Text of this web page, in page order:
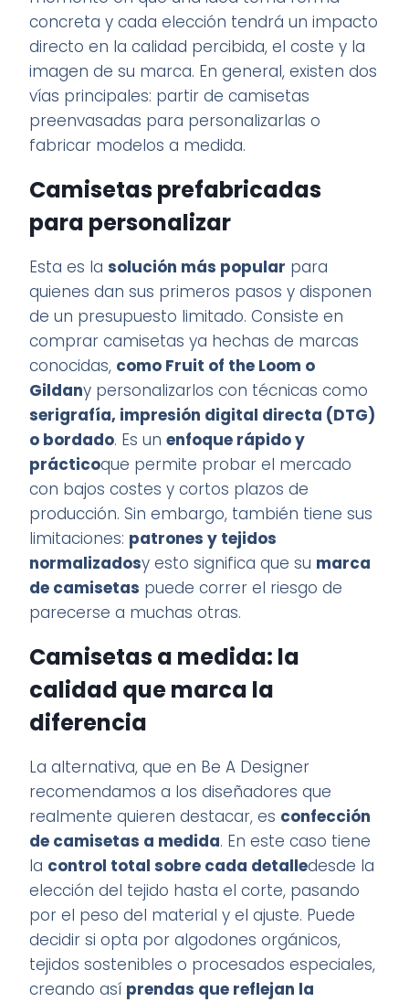
concreta y cada elección tendrá un impacto
directo en la calidad percibida, el coste y la
imagen de su marca. En general, existen dos
vías principales: partir de camisetas
preenvasadas para personalizarlas o
fabricar modelos a medida.
Camisetas prefabricadas
para personalizar
Esta es lasolución más popular para
quienes dan sus primeros pasos y disponen
de un presupuesto limitado. Consiste en
comprar camisetas ya hechas de marcas
conocidas, como Fruit of the Loom o
Gildany personalizarlos con técnicas como
serigrafía, impresión digital directa (DTG)
o bordado. Es unenfoque rápido y
prácticoque permite probar el mercado
con bajos costes y cortos plazos de
producción. Sin embargo, también tiene sus
limitaciones: patrones y tejidos
normalizadosy esto significa que su marca
de camisetas puede correr el riesgo de
parecerse a muchas otras.
Camisetas a medida: la
calidad que marca la
diferencia
La alternativa, que en Be A Designer
recomendamos a los diseñadores que
realmente quieren destacar, es confección
de camisetas a medida. En este caso tiene
la control total sobre cada detalledesde la
elección del tejido hasta el corte, pasando
por el peso del material y el ajuste. Puede
decidir si opta por algodones orgánicos,
tejidos sostenibles o procesados especiales,
creando así prendas que reflejan la